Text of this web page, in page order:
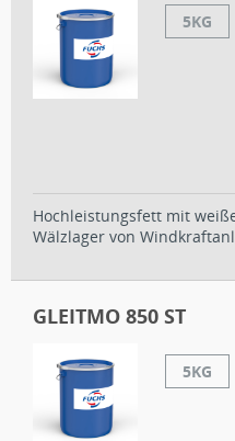
5KG
Hochleistungsfett mit
Wälzlager von
GLEITMO 850 ST
5KG